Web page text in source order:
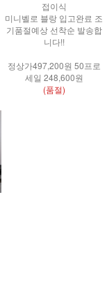
접이식
미니벨로 블랑 입고완료 조
기품절예상 선착순 발송합
니다!!
정상가497,200원 50프로
세일 248,600원
(품절)